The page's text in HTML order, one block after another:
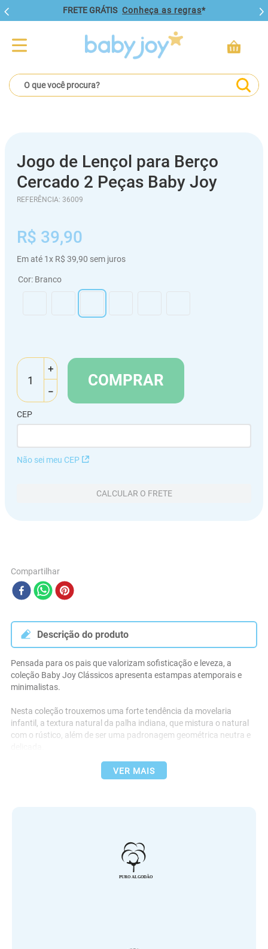
FRETE GRÁTIS Conheça as regras*
O que você procura?
Jogo de Lençol para Berço
Cercado 2 Peças Baby Joy
REFERÊNCIA: 36009
R$ 39,90
Em até 1x R$ 39,90 sem juros
Cor: Branco
＋
－
COMPRAR
CEP
Não sei meu CEP
CALCULAR O FRETE
Compartilhar
Descrição do produto
Pensada para os pais que valorizam sofisticação e leveza, a
coleção Baby Joy Clássicos apresenta estampas atemporais e
minimalistas.
Nesta coleção trouxemos uma forte tendência da movelaria
infantil, a textura natural da palha indiana, que mistura o natural
com o rústico, além de ser uma padronagem geométrica neutra e
conforto e a segurança do seu bebê durante o sono. Feito com
- 01 Lençol com Elástico Liso: 90 cm x 70 cm x 15 cm
VER MAIS